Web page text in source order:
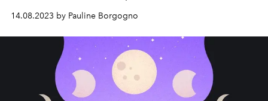
désirs, nos relations avec l
et amoureuses.
Olga Ramora, fondatrice de
l’applicationMoonly fait le point sur les bonnes
pratiques à adopter pendant cette période.
14.08.2023 by Pauline Borgogno